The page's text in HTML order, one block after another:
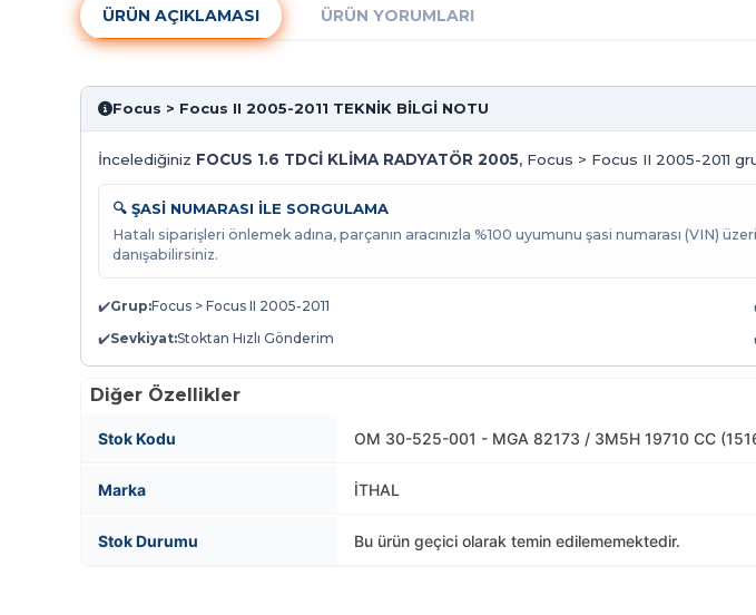
ÜRÜN AÇIKLAMASI ÜRÜN YORUMLARI
Focus > Focus II 2005-2011 TEKNİK BİLGİ NOTU
İncelediğiniz FOCUS 1.6 TDCİ KLİMA RADYATÖR 2005, Focus > Focus II 2005-2011
🔍 ŞASİ NUMARASI İLE SORGULAMA
Hatalı siparişleri önlemek adına, parçanın aracınızla %100 uyumunu şasi numarası (VIN)
danışabilirsiniz.
✔️Grup:Focus > Focus II 2005-2011
✔️Sevkiyat:Stoktan Hızlı Gönderim
Diğer Özellikler
Stok Kodu OM 30-525-001 - MGA 82173 / 3M5H 19710 CC
Marka İTHAL
Stok Durumu Bu ürün geçici olarak temin edilememektedir.